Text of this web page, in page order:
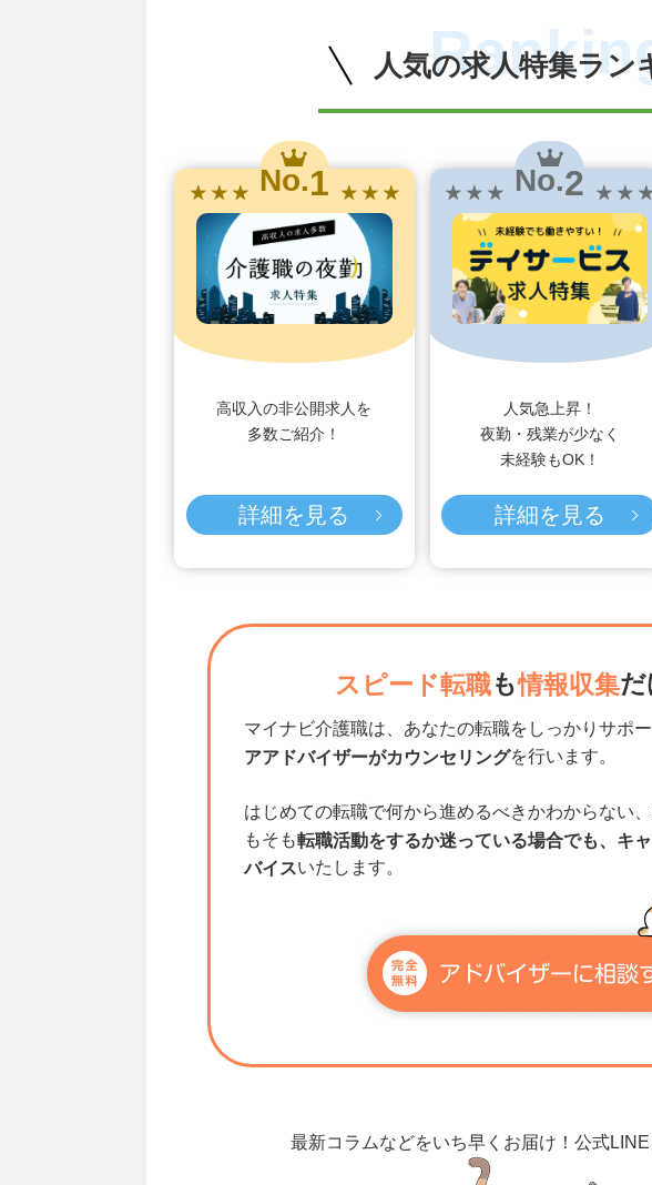
人気の求人特集ラン
★ ★ ★ No.1 ★ ★ ★
高収入の非公開求人を
多数ご紹介！
詳細を見る
★ ★ ★ No.2 ★ ★
人気急上昇！
夜勤・残業が少なく
未経験もOK！
詳細を見る
スピード転職も情報収集
マイナビ介護職は、あなたの転職をしっかりサポー
アアドバイザーがカウンセリングを行います。
はじめての転職で何から進めるべきかわからない
もそも転職活動をするか迷っている場合でも、キ
バイスいたします。
最新コラムなどをいち早くお届け！ 公式